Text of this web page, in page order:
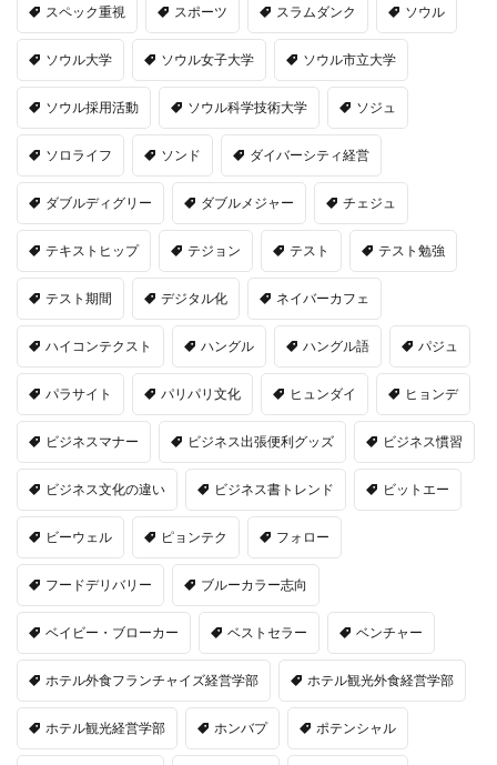
スペック重視 スポーツ スラムダンク ソウル
ソウル大学 ソウル女子大学 ソウル市立大学
ソウル採用活動 ソウル科学技術大学 ソジュ
ソロライフ ソンド ダイバーシティ経営
ダブルディグリー ダブルメジャー チェジュ
テキストヒップ テジョン テスト テスト勉強
テスト期間 デジタル化 ネイバーカフェ
ハイコンテクスト ハングル ハングル語 パジュ
パラサイト パリパリ文化 ヒュンダイ ヒョンデ
ビジネスマナー ビジネス出張便利グッズ ビジネス慣習
ビジネス文化の違い ビジネス書トレンド ビットエー
ビーウェル ピョンテク フォロー
フードデリバリー ブルーカラー志向
ベイビー・ブローカー ベストセラー ベンチャー
ホテル外食フランチャイズ経営学部 ホテル観光外食経営学部
ホテル観光経営学部 ホンバプ ポテンシャル